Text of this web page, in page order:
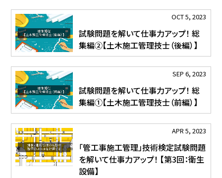
OCT 5, 2023
試験問題を解いて仕事力アップ！ 総
集編②【土木施工管理技士（後編）】
SEP 6, 2023
試験問題を解いて仕事力アップ！ 総
集編①【土木施工管理技士（前編）】
APR 5, 2023
「管工事施工管理」技術検定試験問題
を解いて仕事力アップ！ 【第3回：衛生
設備】